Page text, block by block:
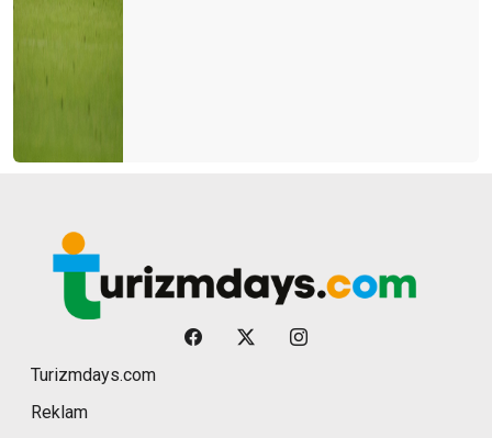
Turizmdays.com
Reklam